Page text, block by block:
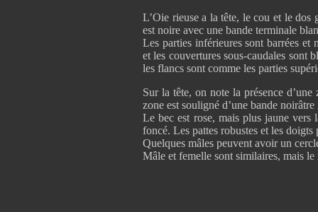
L’Oie rieuse a la tête, le cou et le
est noire avec une bande terminale
Les parties inférieures sont barrées et
et les couvertures sous-caudales sont
les flancs sont comme les parties
Sur la tête, on note la présence
zone est souligné d’une bande
Le bec est rose, mais plus jaune vers
foncé. Les pattes robustes et les
Quelques mâles peuvent avoir un
Mâle et femelle sont similaires, mais